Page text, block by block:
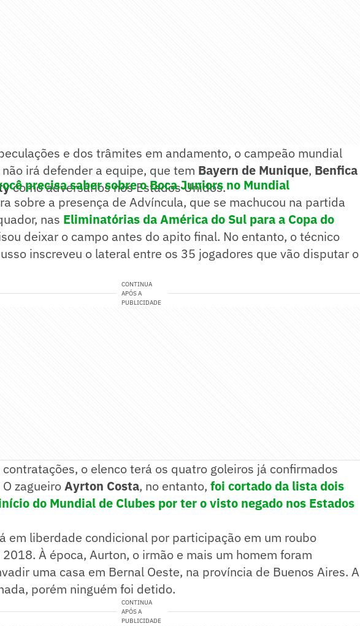
e dos trâmites em andamento, o campeão mundial
irá defender a equipe, que tem Bayern de Munique, Benfica
como adversários nos Estados Unidos.
precisa saber sobre o Boca Juniors no Mundial
sobre a presença de Advíncula, que se machucou na partida
nas Eliminatórias da América do Sul para a Copa do
deixar o campo antes do apito final. No entanto, o técnico
inscreveu o lateral entre os 35 jogadores que vão disputar o
CONTINUA
APÓS A
PUBLICIDADE
contratações, o elenco terá os quatro goleiros já confirmados
zagueiroAyrton Costa, no entanto, foi cortado da lista dois
do Mundial de Clubes por ter o visto negado nos Estados
em liberdade condicional por participação em um roubo
À época, Aurton, o irmão e mais um homem foram
uma casa em Bernal Oeste, na província de Buenos Aires. A
porém ninguém foi detido.
CONTINUA
APÓS A
PUBLICIDADE